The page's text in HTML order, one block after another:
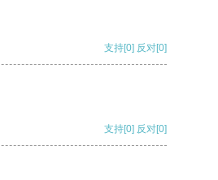
支持[0] 反对[0]
支持[0] 反对[0]